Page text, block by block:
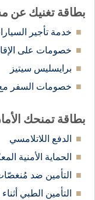
بطاقة تغنيك عن
خدمة تأجير
خصومات على
برايسليس سيتيز
خصومات السفر
بطاقة تمنحك
الدفع اللاتلامسي
الحماية الأمنية
التأمين ضد
التأمين الطبي